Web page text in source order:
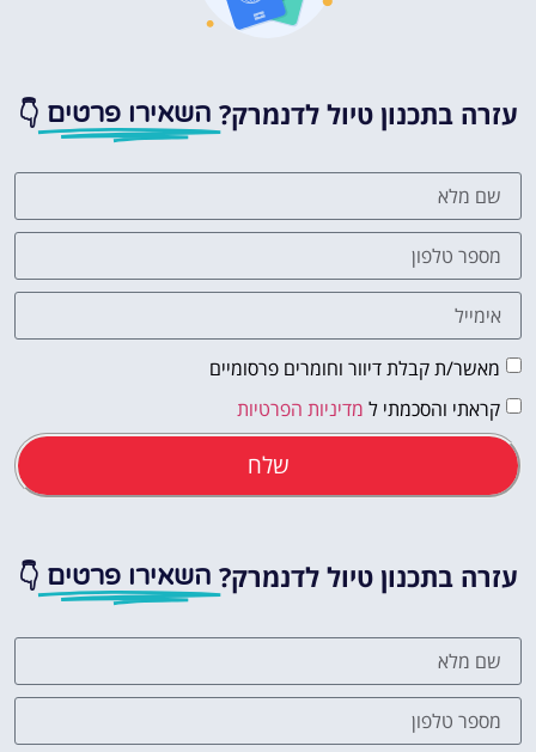
עזרה בתכנון טיול לדנמרק? השאירו פרטים 👇
מאשר/ת קבלת דיוור וחומרים פרסומיים
קראתי והסכמתי ל מדיניות הפרטיות
שלח
עזרה בתכנון טיול לדנמרק? השאירו פרטים 👇